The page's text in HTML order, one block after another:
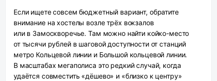
Если ищете совсем бюджетный вариант, обратите
внимание на хостелы возле трёх вокзалов
или в Замоскворечье. Там можно найти койко-место
от тысячи рублей в шаговой доступности от станций
метро Кольцевой линии и Большой кольцевой линии.
В масштабах мегаполиса это редкий случай, когда
удаётся совместить «дёшево» и «близко к центру»